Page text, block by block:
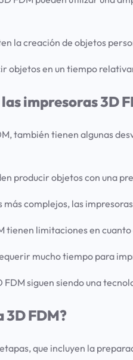
la creación de objetos
objetos en un tiempo
impresoras 3D
también tienen algunas
producir objetos con una
más complejos, las
tienen limitaciones en
mucho tiempo para
siguen siendo una
3D FDM?
que incluyen la